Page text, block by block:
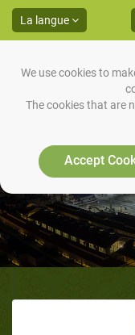
We use cookies to
The cookies that are
Accept
La langue